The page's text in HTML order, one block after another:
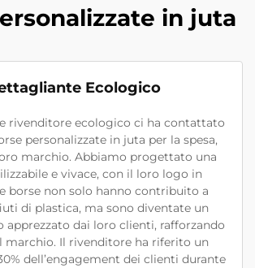
in juta
Ecologico
rivenditore ecologico ci ha contattato
personalizzate in juta per la spesa,
marchio. Abbiamo progettato una
e vivace, con il loro logo in
borse non solo hanno contribuito a
di plastica, ma sono diventate un
dai loro clienti, rafforzando
marchio. Il rivenditore ha riferito un
dell’engagement dei clienti durante